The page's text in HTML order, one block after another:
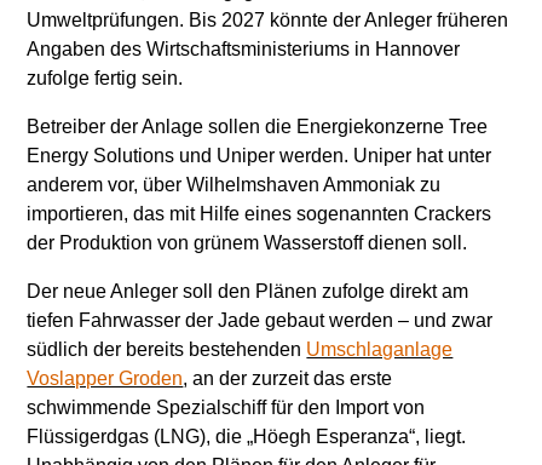
Umweltprüfungen. Bis 2027 könnte der Anleger früheren
Angaben des Wirtschaftsministeriums in Hannover
zufolge fertig sein.
Betreiber der Anlage sollen die Energiekonzerne Tree
Energy Solutions und Uniper werden. Uniper hat unter
anderem vor, über Wilhelmshaven Ammoniak zu
importieren, das mit Hilfe eines sogenannten Crackers
der Produktion von grünem Wasserstoff dienen soll.
Der neue Anleger soll den Plänen zufolge direkt am
tiefen Fahrwasser der Jade gebaut werden – und zwar
südlich der bereits bestehenden Umschlaganlage
Voslapper Groden, an der zurzeit das erste
schwimmende Spezialschiff für den Import von
Flüssigerdgas (LNG), die „Höegh Esperanza“, liegt.